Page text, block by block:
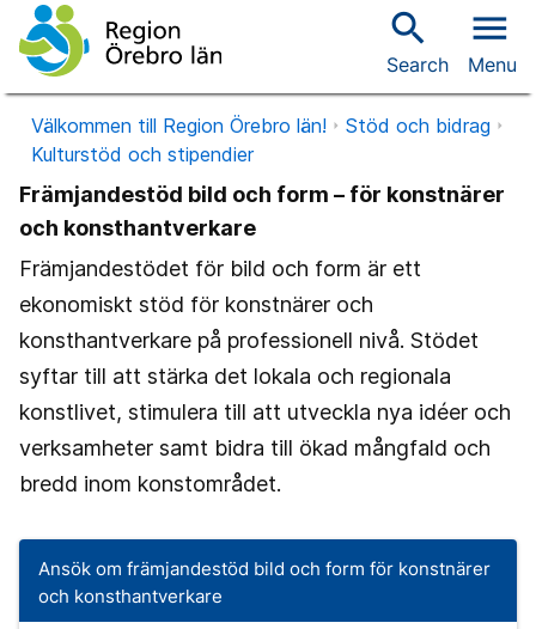
search
Search
menu
Menu
Välkommen till Region Örebro län!
Stöd och bidrag
Kulturstöd och stipendier
Främjandestöd bild och form – för konstnärer
och konsthantverkare
Främjandestödet för bild och form är ett
ekonomiskt stöd för konstnärer och
konsthantverkare på professionell nivå. Stödet
syftar till att stärka det lokala och regionala
konstlivet, stimulera till att utveckla nya idéer och
verksamheter samt bidra till ökad mångfald och
bredd inom konstområdet.
Ansök om främjandestöd bild och form för konstnärer
och konsthantverkare